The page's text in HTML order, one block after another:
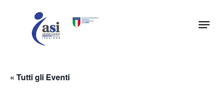
Menu
« Tutti gli Eventi